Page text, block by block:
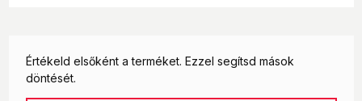
Értékeld elsőként a terméket. Ezzel segítsd mások
döntését.